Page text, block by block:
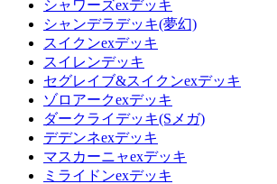
シャワーズexデッキ
シャンデラデッキ(夢幻)
スイクンexデッキ
スイレンデッキ
セグレイブ&スイクンexデッキ
ゾロアークexデッキ
ダークライデッキ(Sメガ)
デデンネexデッキ
マスカーニャexデッキ
ミライドンexデッキ